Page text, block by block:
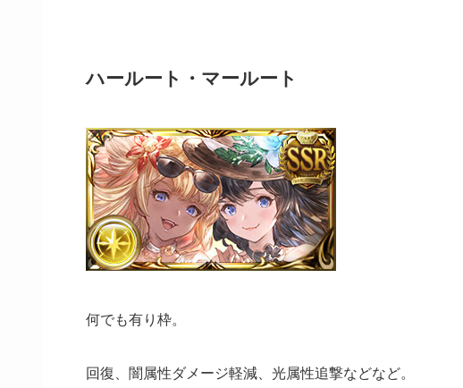
ハールート・マールート
何でも有り枠。
回復、闇属性ダメージ軽減、光属性追撃などなど。